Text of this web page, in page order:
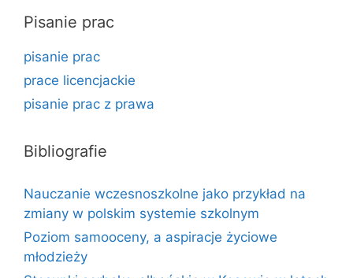
Pisanie prac
pisanie prac
prace licencjackie
pisanie prac z prawa
Bibliografie
Nauczanie wczesnoszkolne jako przykład na
zmiany w polskim systemie szkolnym
Poziom samooceny, a aspiracje życiowe
młodzieży